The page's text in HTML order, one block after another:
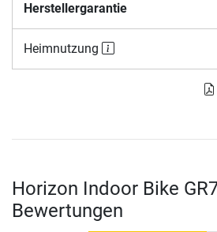
Herstellergarantie
Heimnutzung
Horizon Indoor Bike
Bewertungen